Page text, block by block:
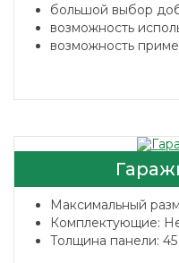
большой выбор
возможность
возможность
Максимальный
Комплектующие:
Толщина панели: